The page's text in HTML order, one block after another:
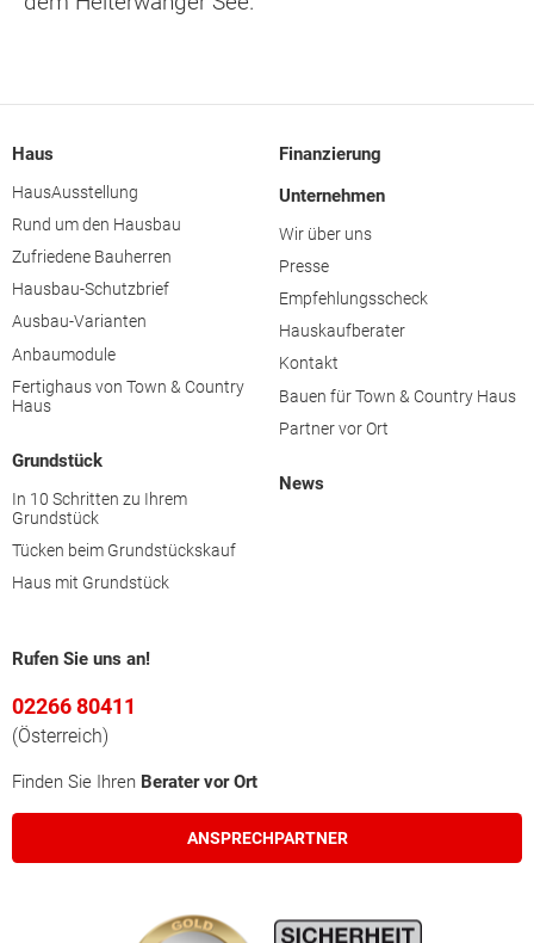
Haus
HausAusstellung
Rund um den Hausbau
Zufriedene Bauherren
Hausbau-Schutzbrief
Ausbau-Varianten
Anbaumodule
Fertighaus von Town & Country
Haus
Grundstück
In 10 Schritten zu Ihrem
Grundstück
Tücken beim Grundstückskauf
Haus mit Grundstück
Finanzierung
Unternehmen
Wir über uns
Presse
Empfehlungsscheck
Hauskaufberater
Kontakt
Bauen für Town & Country Haus
Partner vor Ort
News
Rufen Sie uns an!
02266 80411
(Österreich)
Finden Sie Ihren Berater vor Ort
ANSPRECHPARTNER